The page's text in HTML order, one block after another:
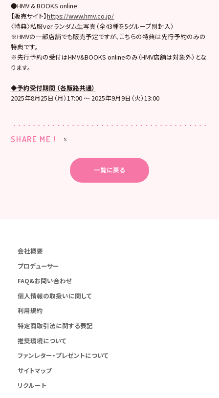
●HMV & BOOKS online
【販売サイト】https://www.hmv.co.jp/
〈特典〉私服ver.ランダム生写真（全43種を5グループ別封入）
※HMVの一部店舗でも販売予定ですが、こちらの特典は先行予約のみの
特典です。
※先行予約の受付はHMV&BOOKS onlineのみ（HMV店舗は対象外）とな
ります。
◆予約受付期間 （各販路共通）
2025年8月25日（月）17:00 〜 2025年9月9日（火）13:00
SHARE ME !
一覧に戻る
会社概要
プロデューサー
FAQ&お問い合わせ
個人情報の取扱いに関して
利用規約
特定商取引法に関する表記
推奨環境について
ファンレター・プレゼントについて
サイトマップ
リクルート